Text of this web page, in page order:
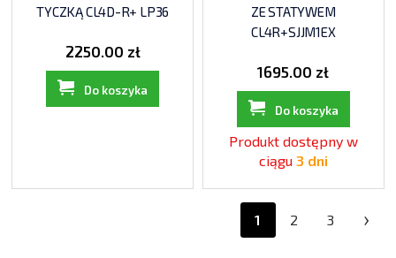
TYCZKĄ CL4D-R+ LP36
2250.00 zł
Do koszyka
ZE STATYWEM
CL4R+SJJM1EX
1695.00 zł
Do koszyka
Produkt dostępny w
ciągu 3 dni
1 2 3 ›